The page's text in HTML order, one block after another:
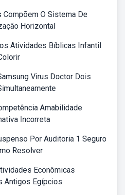
Compõem O Sistema De
Horizontal
Atividades Bíblicas Infantil
Virus Doctor Dois
Amabilidade
Incorreta
Por Auditoria 1 Seguro
Resolver
Econômicas
Antigos Egípcios